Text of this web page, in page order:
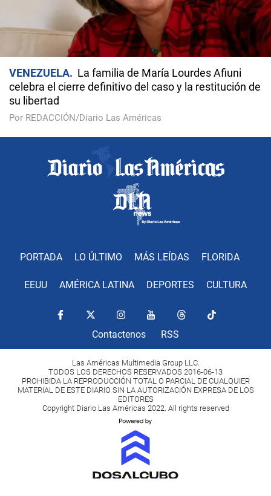
VENEZUELA
La familia de María Lourdes Afiuni
celebra el cierre definitivo del caso y la restitución de
su libertad
Por REDACCIÓN/Diario Las Américas
PORTADA LO ÚLTIMO MÁS LEÍDAS FLORIDA
EEUU AMÉRICA LATINA DEPORTES CULTURA
Contactenos RSS
Las Américas Multimedia Group LLC.
TODOS LOS DERECHOS RESERVADOS 2016-06-13
PROHIBIDA LA REPRODUCCIÓN TOTAL O PARCIAL DE CUALQUIER
MATERIAL DE ESTE DIARIO SIN LA AUTORIZACIÓN EXPRESA DE LOS
EDITORES
Copyright Diario Las Américas 2022. All rights reserved